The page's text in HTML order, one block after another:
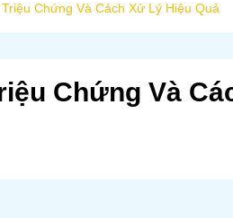
Chứng Và Cách Xử Lý Hiệu Quả
Chứng Và